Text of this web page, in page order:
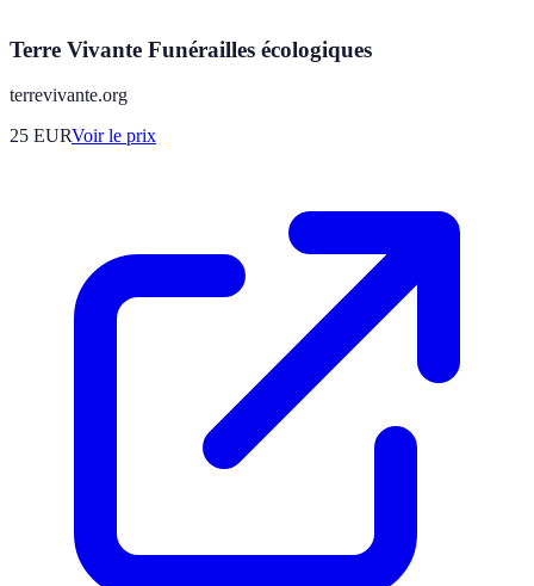
Terre Vivante Funérailles écologiques
terrevivante.org
25 EURVoir le prix